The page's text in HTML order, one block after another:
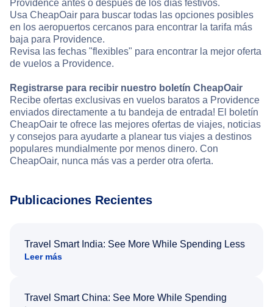
Providence antes o después de los días festivos.
Usa CheapOair para buscar todas las opciones posibles
en los aeropuertos cercanos para encontrar la tarifa más
baja para Providence.
Revisa las fechas "flexibles" para encontrar la mejor oferta
de vuelos a Providence.
Registrarse para recibir nuestro boletín CheapOair
Recibe ofertas exclusivas en vuelos baratos a Providence
enviados directamente a tu bandeja de entrada! El boletín
CheapOair te ofrece las mejores ofertas de viajes, noticias
y consejos para ayudarte a planear tus viajes a destinos
populares mundialmente por menos dinero. Con
CheapOair, nunca más vas a perder otra oferta.
Publicaciones Recientes
Travel Smart India: See More While Spending Less
Leer más
Travel Smart China: See More While Spending